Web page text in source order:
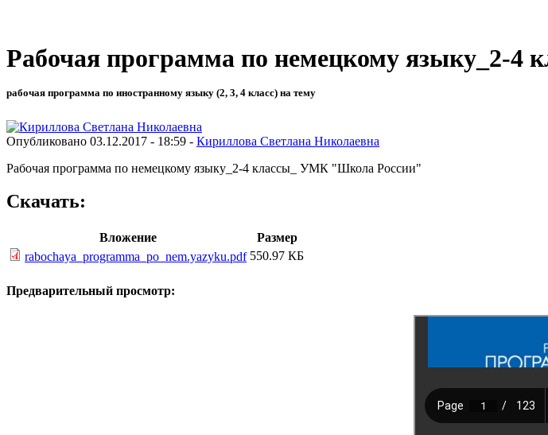
Рабочая программа по немецкому языку_2-
рабочая программа по иностранному языку (2, 3, 4 класс) на тему
Опубликовано 03.12.2017 - 18:59 - Кириллова Светлана Николаевна
Рабочая программа по немецкому языку_2-4 классы_ УМК "Школа России"
Скачать:
Вложение
Размер
rabochaya_programma_po_nem.yazyku.pdf 550.97 КБ
Предварительный просмотр: